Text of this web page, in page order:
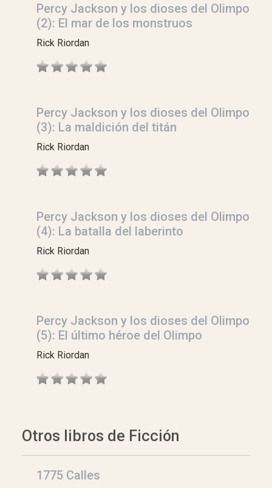
Percy Jackson y los dioses del Olimpo
(2): El mar de los monstruos
Rick Riordan
Percy Jackson y los dioses del Olimpo
(3): La maldición del titán
Rick Riordan
Percy Jackson y los dioses del Olimpo
(4): La batalla del laberinto
Rick Riordan
Percy Jackson y los dioses del Olimpo
(5): El último héroe del Olimpo
Rick Riordan
Otros libros de Ficción
1775 Calles